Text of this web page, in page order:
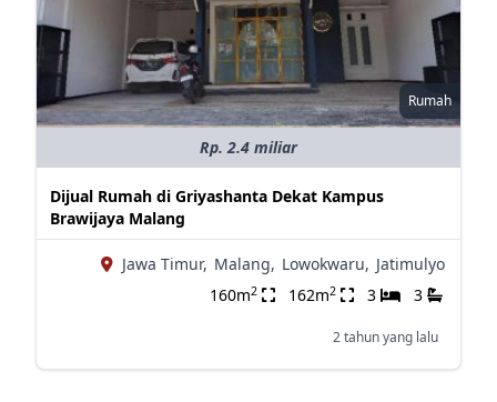
Rumah
Rp. 2.4 miliar
Dijual Rumah di Griyashanta Dekat Kampus
Brawijaya Malang
Jawa Timur, Malang, Lowokwaru, Jatimulyo
160m2 162m2 3 3
2 tahun yang lalu